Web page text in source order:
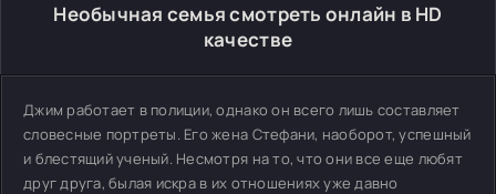
Необычная семья смотреть онлайн в HD
качестве
Джим работает в полиции, однако он всего лишь составляет
словесные портреты. Его жена Стефани, наоборот, успешный
и блестящий ученый. Несмотря на то, что они все еще любят
друг друга, былая искра в их отношениях уже давно